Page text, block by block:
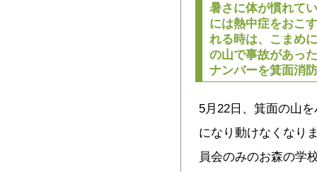
暑さに体が慣れて
には熱中症をおこ
れる時は、こまめ
の山で事故があっ
ナンバーを箕面消
5月22日、箕面の山
になり動けなくなり
員会のみのお森の学